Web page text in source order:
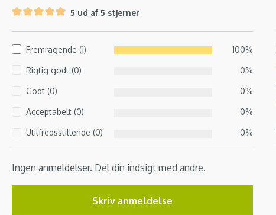
5 ud af 5 stjerner
Fremragende (1) 100%
Rigtig godt (0) 0%
Godt (0) 0%
Acceptabelt (0) 0%
Utilfredsstillende (0) 0%
Ingen anmeldelser. Del din indsigt med andre.
Skriv anmeldelse